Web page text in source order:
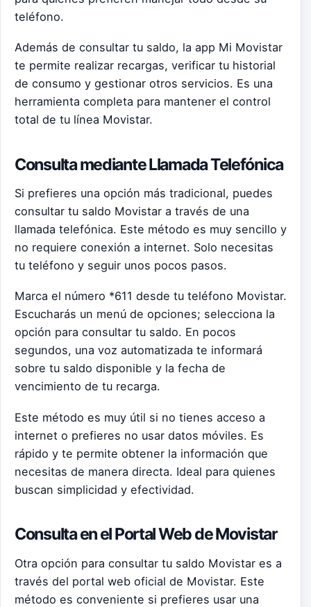
teléfono.
Además de consultar tu saldo, la app Mi Movistar
te permite realizar recargas, verificar tu historial
de consumo y gestionar otros servicios. Es una
herramienta completa para mantener el control
total de tu línea Movistar.
Consulta mediante Llamada Telefónica
Si prefieres una opción más tradicional, puedes
consultar tu saldo Movistar a través de una
llamada telefónica. Este método es muy sencillo y
no requiere conexión a internet. Solo necesitas
tu teléfono y seguir unos pocos pasos.
Marca el número *611 desde tu teléfono Movistar.
Escucharás un menú de opciones; selecciona la
opción para consultar tu saldo. En pocos
segundos, una voz automatizada te informará
sobre tu saldo disponible y la fecha de
vencimiento de tu recarga.
Este método es muy útil si no tienes acceso a
internet o prefieres no usar datos móviles. Es
rápido y te permite obtener la información que
necesitas de manera directa. Ideal para quienes
buscan simplicidad y efectividad.
Consulta en el Portal Web de Movistar
Otra opción para consultar tu saldo Movistar es a
través del portal web oficial de Movistar. Este
método es conveniente si prefieres usar una